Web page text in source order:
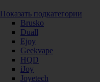
Показать подкатегории
Brusko
Duall
Ejoy
Geekvape
HQD
iJoy
Joyetech